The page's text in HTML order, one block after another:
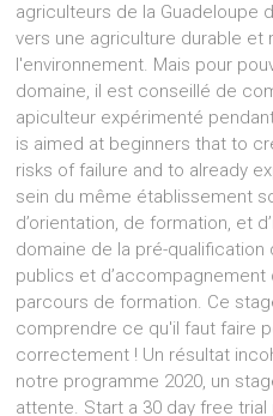
agriculteurs de la Guadeloupe
vers une agriculture durable et
l'environnement. Mais pour
domaine, il est conseillé de
apiculteur expérimenté
is aimed at beginners that to
risks of failure and to already
sein du même établissement
d’orientation, de formation, et
domaine de la pré-
publics et
parcours de formation. Ce
comprendre ce qu'il faut faire
correctement ! Un résultat
notre programme 2020, un
attente. Start a 30 day free